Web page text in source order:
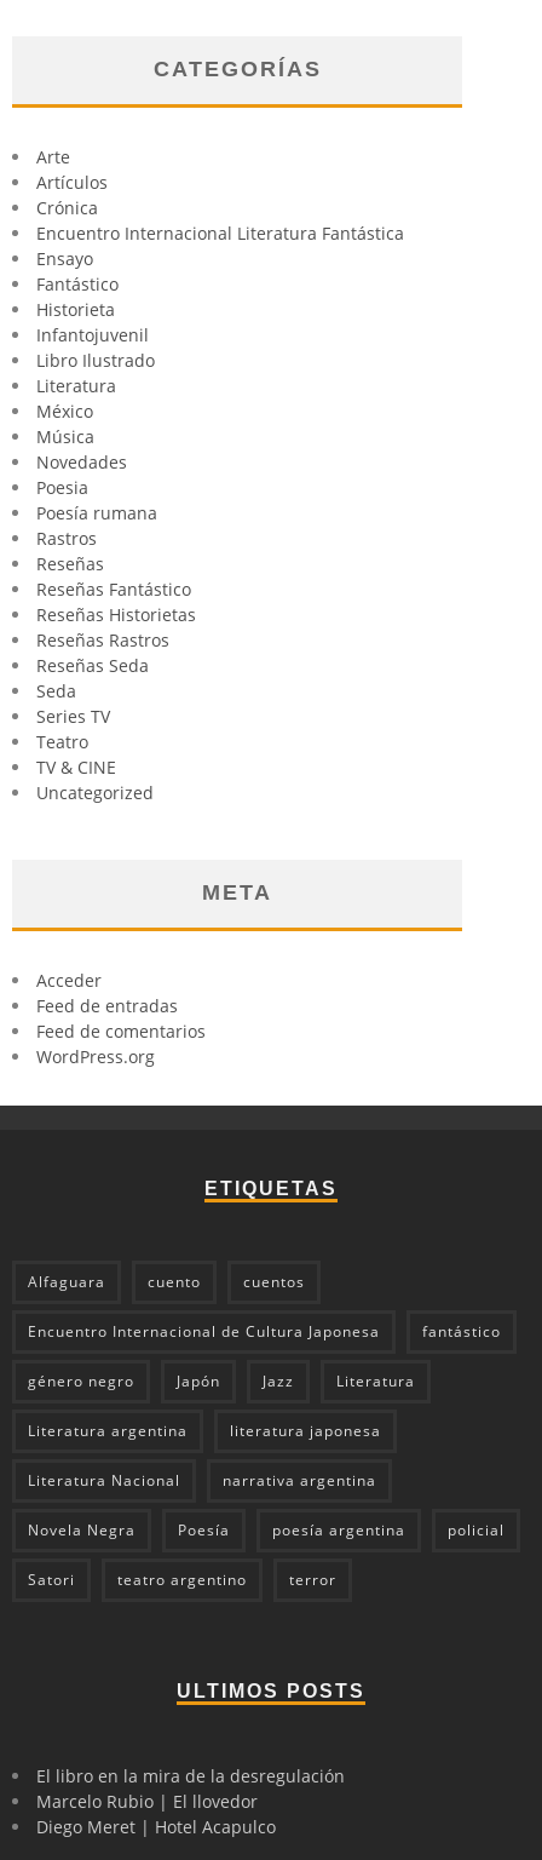
CATEGORÍAS
Arte
Artículos
Crónica
Encuentro Internacional Literatura Fantástica
Ensayo
Fantástico
Historieta
Infantojuvenil
Libro Ilustrado
Literatura
México
Música
Novedades
Poesia
Poesía rumana
Rastros
Reseñas
Reseñas Fantástico
Reseñas Historietas
Reseñas Rastros
Reseñas Seda
Seda
Series TV
Teatro
TV & CINE
Uncategorized
META
Acceder
Feed de entradas
Feed de comentarios
WordPress.org
ETIQUETAS
Alfaguara cuento cuentos
Encuentro Internacional de Cultura Japonesa fantástico
género negro Japón Jazz Literatura
Literatura argentina literatura japonesa
Literatura Nacional narrativa argentina
Novela Negra Poesía poesía argentina policial
Satori teatro argentino terror
ULTIMOS POSTS
El libro en la mira de la desregulación
Marcelo Rubio | El llovedor
Diego Meret | Hotel Acapulco